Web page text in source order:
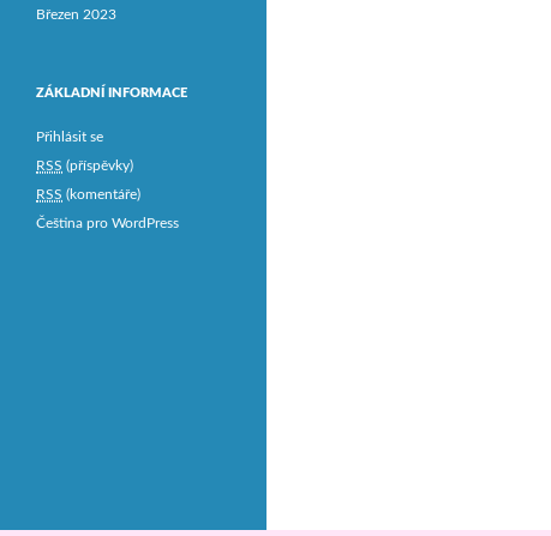
Březen 2023
ZÁKLADNÍ INFORMACE
Přihlásit se
RSS (příspěvky)
RSS (komentáře)
Čeština pro WordPress